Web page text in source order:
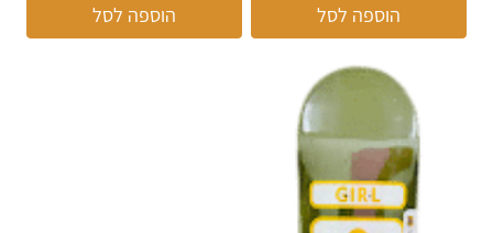
הוספה לסל הוספה לסל